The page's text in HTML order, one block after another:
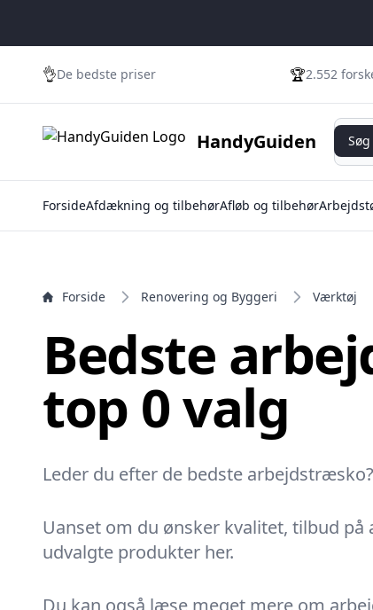
👌De bedste priser 🏆2.552
HandyGuiden
Søg
ForsideAfdækning og tilbehørAfløb og tilbehør
Forside Renovering og Byggeri Værktøj
Bedste
top 0 valg
Leder du efter de bedste
Uanset om du ønsker kvalitet, tilbud
udvalgte produkter her.
Du kan også læse meget mere om